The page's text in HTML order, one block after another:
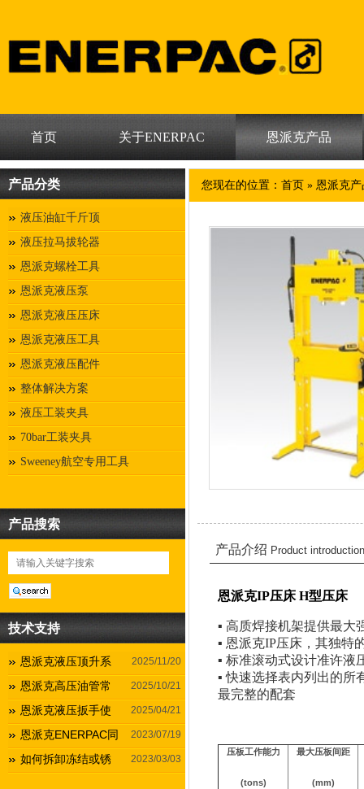
首页 关于ENERPAC 恩派克产品
产品分类
液压油缸千斤顶
液压拉马拔轮器
恩派克螺栓工具
恩派克液压泵
恩派克液压压床
恩派克液压工具
恩派克液压配件
整体解决方案
液压工装夹具
70bar工装夹具
Sweeney航空专用工具
产品搜索
技术支持
2025/11/20
恩派克液压顶升系
2025/10/21
恩派克高压油管常
2025/04/21
恩派克液压扳手使
2023/07/19
恩派克ENERPAC同
2023/03/03
如何拆卸冻结或锈
您现在的位置： 首页 » 恩派克产
产品介绍 Product introduction
恩派克IP压床 H型压床
▪ 高质焊接机架提供最大
▪ 恩派克IP压床，其独特
▪ 标准滚动式设计准许液
▪ 快速选择表内列出的所
最完整的配套
压板工作能力
(tons)
最大压板间距
(mm)